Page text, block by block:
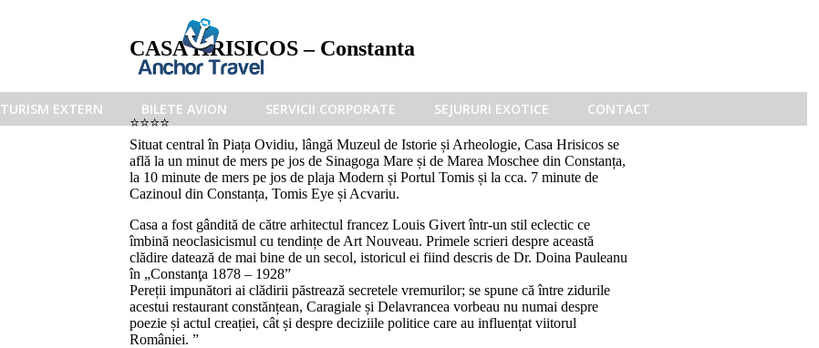
TURISM EXTERN BILETE AVION SERVICII CORPORATE SEJURURI EXOTICE CONTACT
CASA HRISICOS – Constanta
⭐️⭐️⭐️⭐️
Situat central în Piața Ovidiu, lângă Muzeul de Istorie și Arheologie, Casa Hrisicos se
află la un minut de mers pe jos de Sinagoga Mare și de Marea Moschee din Constanța,
la 10 minute de mers pe jos de plaja Modern și Portul Tomis și la cca. 7 minute de
Cazinoul din Constanța, Tomis Eye și Acvariu.
Casa a fost gândită de către arhitectul francez Louis Givert într-un stil eclectic ce
îmbină neoclasicismul cu tendințe de Art Nouveau. Primele scrieri despre această
clădire datează de mai bine de un secol, istoricul ei fiind descris de Dr. Doina Pauleanu
în „Constanţa 1878 – 1928”
Pereții impunători ai clădirii păstrează secretele vremurilor; se spune că între zidurile
acestui restaurant constănțean, Caragiale și Delavrancea vorbeau nu numai despre
poezie și actul creației, cât și despre deciziile politice care au influențat viitorul
României. ”